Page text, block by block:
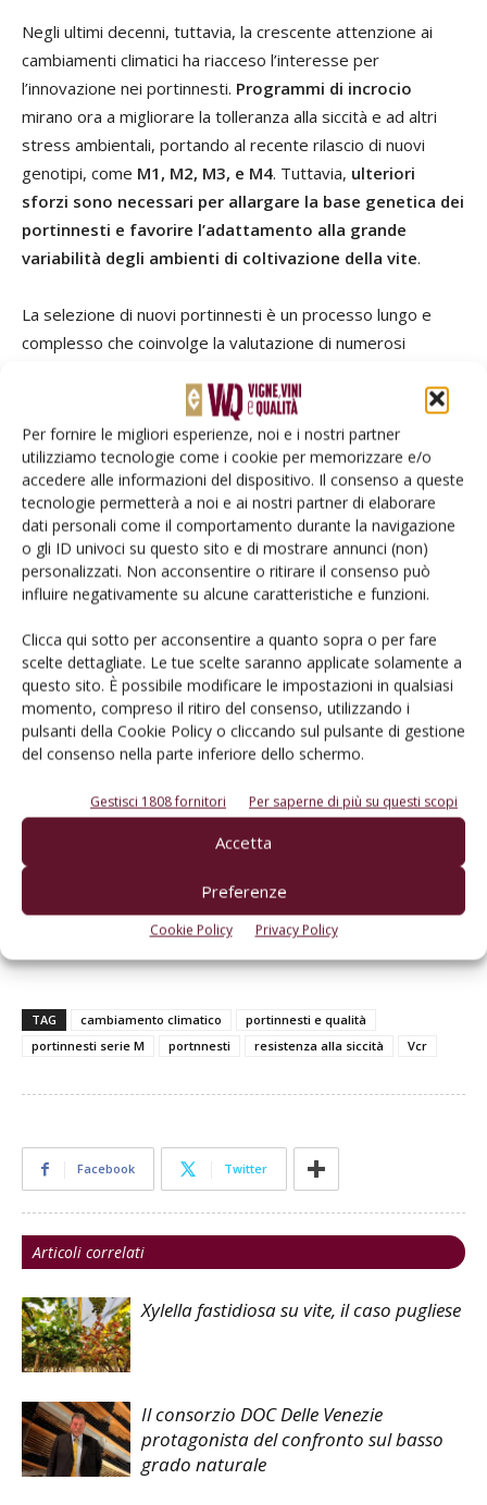
Per fornire le migliori esperienze, noi e i nostri partner
utilizziamo tecnologie come i cookie per memorizzare e/o
accedere alle informazioni del dispositivo. Il consenso a queste
tecnologie permetterà a noi e ai nostri partner di elaborare
dati personali come il comportamento durante la navigazione
o gli ID univoci su questo sito e di mostrare annunci (non)
personalizzati. Non acconsentire o ritirare il consenso può
influire negativamente su alcune caratteristiche e funzioni.
Clicca qui sotto per acconsentire a quanto sopra o per fare
scelte dettagliate. Le tue scelte saranno applicate solamente a
questo sito. È possibile modificare le impostazioni in qualsiasi
momento, compreso il ritiro del consenso, utilizzando i
pulsanti della Cookie Policy o cliccando sul pulsante di gestione
del consenso nella parte inferiore dello schermo.
Gestisci 1808 fornitori Per saperne di più su questi scopi
Accetta
Preferenze
Cookie Policy Privacy Policy
Negli ultimi decenni, tuttavia, la crescente attenzione ai
cambiamenti climatici ha riacceso l’interesse per
l’innovazione nei portinnesti. Programmi di incrocio
mirano ora a migliorare la tolleranza alla siccità e ad altri
stress ambientali, portando al recente rilascio di nuovi
genotipi, come M1, M2, M3, e M4. Tuttavia, ulteriori
sforzi sono necessari per allargare la base genetica dei
portinnesti e favorire l’adattamento alla grande
variabilità degli ambienti di coltivazione della vite.
La selezione di nuovi portinnesti è un processo lungo e
complesso che coinvolge la valutazione di numerosi
resistenza a stress abiotici e biotici, e l'affinità con i diversi
vitigni. Il recente sviluppo ditecniche avanzate di
phenotypinge laselezione assistita da marcatori
genetici consentiranno di individuare precocemente i
genotipi più promettenti e accelerare così i tempi richiesti
per la costituzione dei futuri portinnesti.
PRESENTAZIONE DAVIDE BIANCHI
GUARDA IL VIDEO DELL'EVENTO
TAG cambiamento climatico
portinnesti e qualità
portinnesti serie M
portnnesti resistenza alla siccità Vcr
Facebook Twitter
Articoli correlati
Xylella fastidiosa su vite, il caso pugliese
Il consorzio DOC Delle Venezie
protagonista del confronto sul basso
grado naturale